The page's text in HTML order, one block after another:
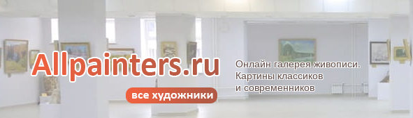
Allpainters.ru - картинная галерея
Онлайн галерея живописи.
Картины классиков
и современников